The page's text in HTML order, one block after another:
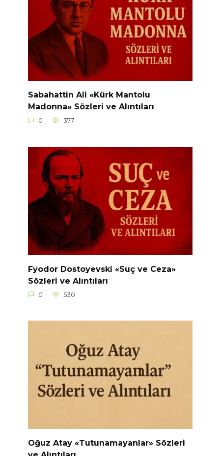
Sabahattin Ali «Kürk Mantolu
Madonna» Sözleri ve Alıntıları
0 377
Fyodor Dostoyevski «Suç ve Ceza»
Sözleri ve Alıntıları
0 530
Oğuz Atay «Tutunamayanlar» Sözleri